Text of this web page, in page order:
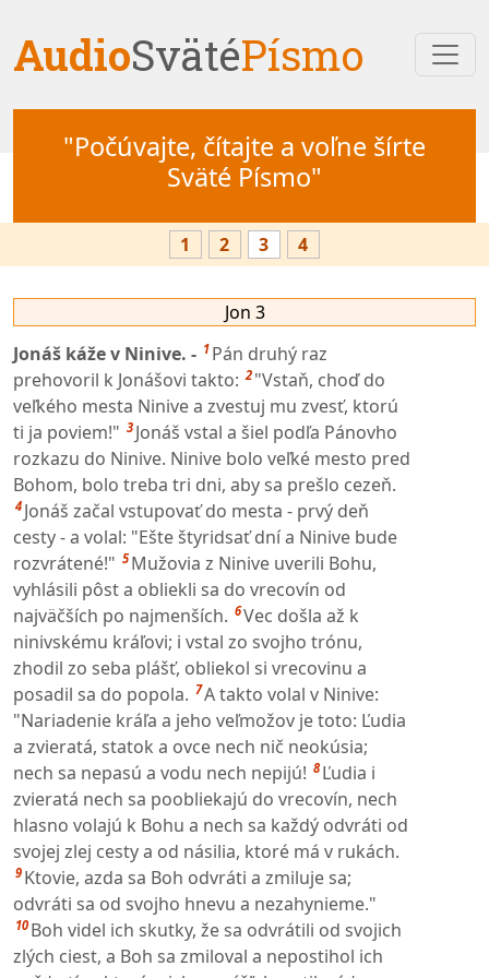
AudioSvätéPísmo
"Počúvajte, čítajte a voľne šírte
Sväté Písmo"
1 2 3 4
Jon 3
Jonáš káže v Ninive. - 1 Pán druhý raz
prehovoril k Jonášovi takto: 2 "Vstaň, choď do
veľkého mesta Ninive a zvestuj mu zvesť, ktorú
ti ja poviem!" 3 Jonáš vstal a šiel podľa Pánovho
rozkazu do Ninive. Ninive bolo veľké mesto pred
Bohom, bolo treba tri dni, aby sa prešlo cezeň.
4 Jonáš začal vstupovať do mesta - prvý deň
cesty - a volal: "Ešte štyridsať dní a Ninive bude
rozvrátené!" 5 Mužovia z Ninive uverili Bohu,
vyhlásili pôst a obliekli sa do vrecovín od
najväčších po najmenších. 6Vec došla až k
ninivskému kráľovi; i vstal zo svojho trónu,
zhodil zo seba plášť, obliekol si vrecovinu a
posadil sa do popola. 7A takto volal v Ninive:
"Nariadenie kráľa a jeho veľmožov je toto: Ľudia
a zvieratá, statok a ovce nech nič neokúsia;
nech sa nepasú a vodu nech nepijú! 8 Ľudia i
zvieratá nech sa poobliekajú do vrecovín, nech
hlasno volajú k Bohu a nech sa každý odvráti od
svojej zlej cesty a od násilia, ktoré má v rukách.
9 Ktovie, azda sa Boh odvráti a zmiluje sa;
odvráti sa od svojho hnevu a nezahynieme."
10 Boh videl ich skutky, že sa odvrátili od svojich
zlých ciest, a Boh sa zmiloval a nepostihol ich